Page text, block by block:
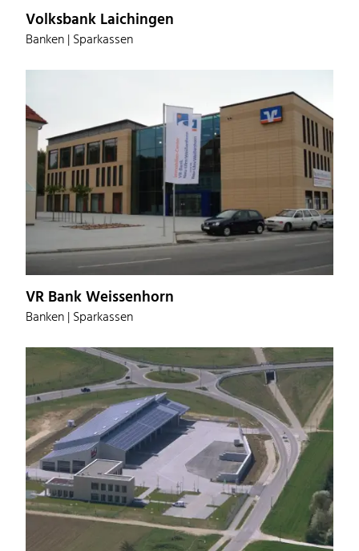
Volksbank Laichingen
Banken | Sparkassen
VR Bank Weissenhorn
Banken | Sparkassen